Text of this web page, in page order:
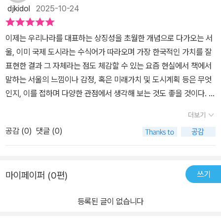
고 있다.
djkidol 2025-10-24
이제는 우리나라를 대표하는 상징성을 초월한 개념으로 다가오는 서
울, 이미 국제 도시라는 수식어가 따라오며 가장 한국적인 가치를 잘
표현한 결과 그 자체라는 점도 체감할 수 있는 요즘 현실에서 책에서
말하는 서울의 느낌이나 감정, 혹은 미래가치 및 도시계획 등은 무엇
인지, 이를 접하며 다양한 관점에서 생각해 보는 것도 좋을 것이다. 책
자세히 전하고 있고 앞으로 다가올 미래를 위해 어떤 형태의 변화와
대응, 관리가 요구되는지도 함께 말하고 있어서 배우거나 참고하기에
도 좋을 것이다.​또한 대학 교재라는 느낌도 들 것이며 그만큼 중요한
점도 이 책이 갖는 또 다른 장점이다. <서울 경제의 미래를 설계하다
보는 평가와 시선이 공존하지만 그만큼 서울이 주는 무게감이나 신뢰
더보기
공감 (0) 댓글 (0)
마이페이퍼 (0편) 쓰기
등록된 글이 없습니다